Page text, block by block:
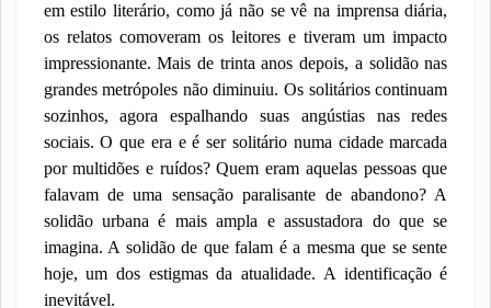
em estilo literário, como já não se vê na imprensa diária,
os relatos comoveram os leitores e tiveram um impacto
impressionante. Mais de trinta anos depois, a solidão nas
grandes metrópoles não diminuiu. Os solitários continuam
sozinhos, agora espalhando suas angústias nas redes
sociais. O que era e é ser solitário numa cidade marcada
por multidões e ruídos? Quem eram aquelas pessoas que
falavam de uma sensação paralisante de abandono? A
solidão urbana é mais ampla e assustadora do que se
imagina. A solidão de que falam é a mesma que se sente
hoje, um dos estigmas da atualidade. A identificação é
inevitável.